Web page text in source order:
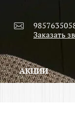
Заказать
АКЦИИ